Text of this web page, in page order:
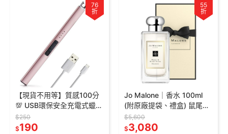
76
折
【現貨不用等】質感100分
💯 USB環保安全充電式蠟燭
點火器 附USB充電線 香氛
蠟燭必備❤️ 蠟燭打火機
$250
$190
55
折
Jo Malone｜香水 100ml
(附原廠提袋、禮盒) 鼠尾草
與海鹽、英國梨與小蒼蘭、
紅玫瑰、羅勒與橙花
$5,600
$3,080